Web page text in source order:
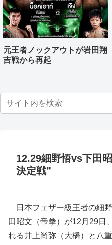
元王者ノックアウトが岩田翔
吉戦から再起
12.29細野悟vs下田
決定戦”
日本フェザー級王者の細
田昭文（帝拳）が12月29日
れる井上尚弥（大橋）と八